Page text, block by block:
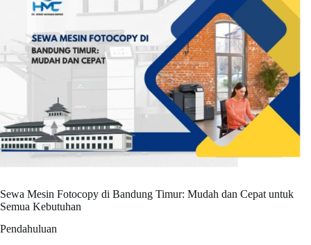
Sewa Mesin Fotocopy di Bandung Timur: Mudah dan Cepat untuk
Semua Kebutuhan
Pendahuluan